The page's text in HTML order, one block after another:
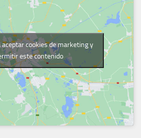
aceptar cookies de marketing y
este contenido